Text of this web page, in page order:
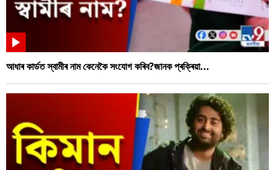
আধাৰ কাৰ্ডত স্বামীৰ নাম কেনেকৈ সংযোগ কৰিব?জানক প্ৰক্ৰিয়া...